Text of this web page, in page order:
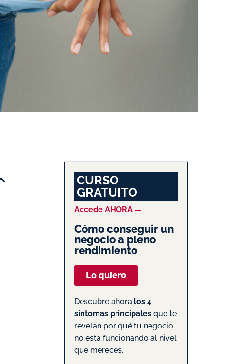
CURSO
GRATUITO
Accede AHORA —
Cómo conseguir un
negocio a pleno
rendimiento
Lo quiero
Descubre ahora los 4
síntomas principalesque te
revelan por qué tu negocio
no está funcionando al nivel
que mereces.